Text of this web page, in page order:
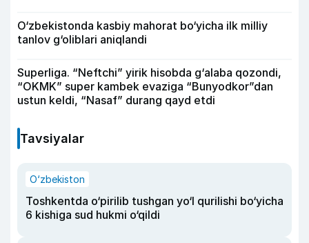
O‘zbekistonda kasbiy mahorat bo‘yicha ilk milliy
tanlov g‘oliblari aniqlandi
Superliga. “Neftchi” yirik hisobda g‘alaba qozondi,
“OKMK” super kambek evaziga “Bunyodkor”dan
ustun keldi, “Nasaf” durang qayd etdi
Tavsiyalar
O‘zbekiston
Toshkentda o‘pirilib tushgan yo‘l qurilishi bo‘yicha
6 kishiga sud hukmi o‘qildi